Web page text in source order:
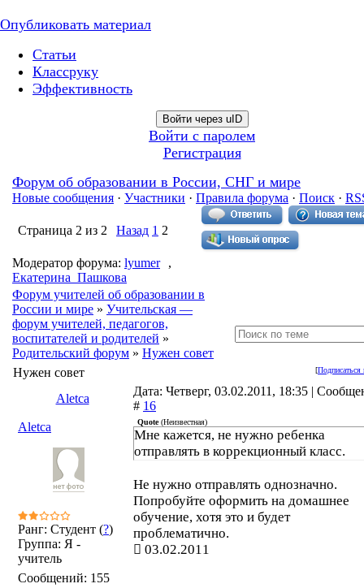
Опубликовать материал
Статьи
Классруку
Эффективность
Войти через uID
Войти с паролем
Регистрация
Форум об образовании в России, СНГ и мире
Новые сообщения · Участники · Правила форума · Поиск ·
Страница 2 из 2 Назад 1 2
Модератор форума: lyumer
,
Екатерина_Пашкова
Форум учителей об образовании в
России и мире » Учительская —
форум учителей, педагогов,
воспитателей и родителей »
Родительский форум » Нужен совет
[Подписаться
Нужен совет
Aletca
Дата: Четверг, 03.02.2011, 18:35 |
# 16
Aletca
Ранг: Студент (?)
Группа: Я -
учитель
Сообщений: 155
Quote(Неизвестная)
Мне кажется, не нужно ребенка
отправлять в коррекционный класс.
Не нужно отправлять однозначно.
Попробуйте оформить на домашнее
обучение, хотя это и будет
проблематично.
03.02.2011